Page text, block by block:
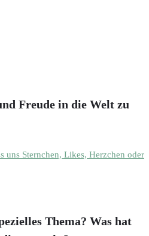
Freude in die Welt zu
uns Sternchen, Likes, Herzchen oder
Thema? Was hat